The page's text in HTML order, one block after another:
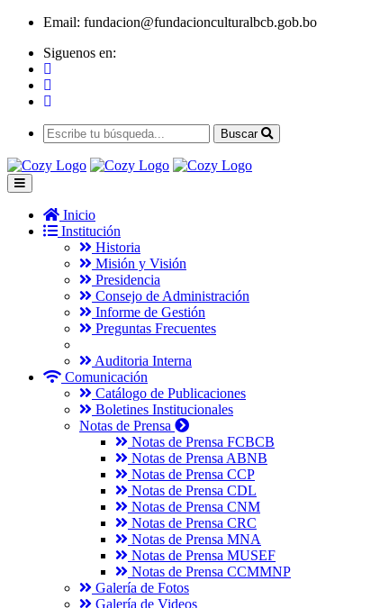
Email: fundacion@fundacionculturalbcb.gob.bo
Siguenos en:
Buscar
Inicio
Institución
Historia
Misión y Visión
Presidencia
Consejo de Administración
Informe de Gestión
Preguntas Frecuentes
Auditoria Interna
Comunicación
Catálogo de Publicaciones
Boletines Institucionales
Notas de Prensa
Notas de Prensa FCBCB
Notas de Prensa ABNB
Notas de Prensa CCP
Notas de Prensa CDL
Notas de Prensa CNM
Notas de Prensa CRC
Notas de Prensa MNA
Notas de Prensa MUSEF
Notas de Prensa CCMMNP
Galería de Fotos
Galería de Videos